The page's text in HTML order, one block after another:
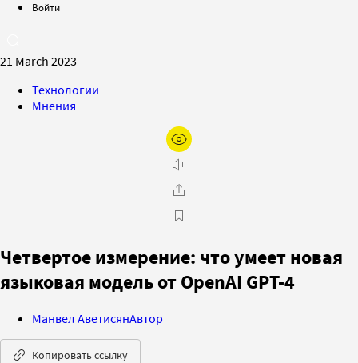
Войти
21 March 2023
Технологии
Мнения
Четвертое измерение: что умеет новая
языковая модель от OpenAI GPT-4
Манвел АветисянАвтор
Копировать ссылку